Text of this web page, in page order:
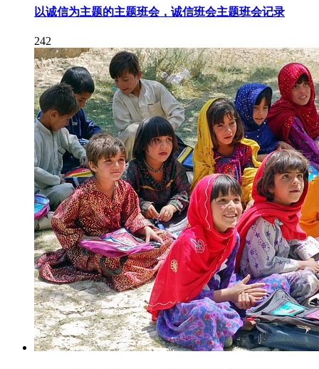
以诚信为主题的主题班会，诚信班会主题班会记录
242